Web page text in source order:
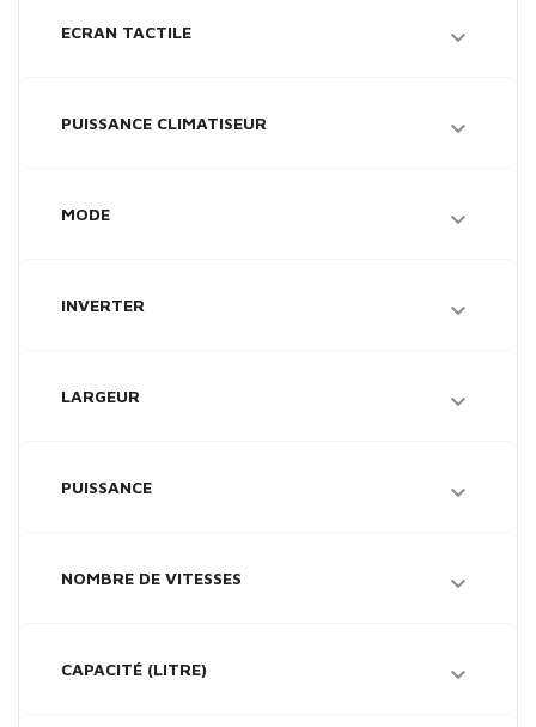
ECRAN TACTILE 
PUISSANCE CLIMATISEUR 
MODE 
INVERTER 
LARGEUR 
PUISSANCE 
NOMBRE DE VITESSES 
CAPACITÉ (LITRE) 